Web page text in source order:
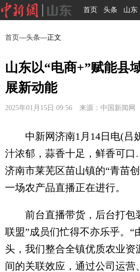
首页 头条 山东
首页—头条—正文
山东以“电商+”赋能县
展新动能
2025年01月15日 09:56 来源：中国新闻网
中新网济南1月14日电(吕
汁浓郁，蒜香十足，鲜香可
济南市莱芜区苗山镇的“青苗
一场农产品直播正在进行。
前台直播带货，后台打包
联盟”成员们忙得不亦乐乎。“
头，我们整合全镇优质农业资
间的关联效应，通过公司运营